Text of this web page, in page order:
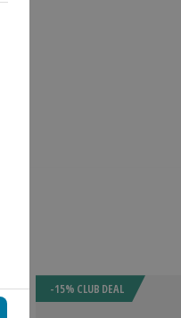
-15% CLUB DEAL